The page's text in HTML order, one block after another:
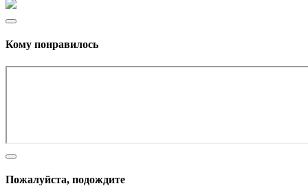
Кому понравилось
Пожалуйста, подождите